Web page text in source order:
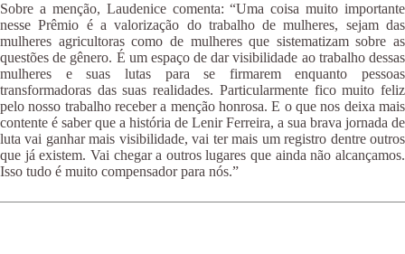
Sobre a menção, Laudenice comenta: “Uma coisa muito importante
nesse Prêmio é a valorização do trabalho de mulheres, sejam das
mulheres agricultoras como de mulheres que sistematizam sobre as
questões de gênero. É um espaço de dar visibilidade ao trabalho dessas
mulheres e suas lutas para se firmarem enquanto pessoas
transformadoras das suas realidades. Particularmente fico muito feliz
pelo nosso trabalho receber a menção honrosa. E o que nos deixa mais
contente é saber que a história de Lenir Ferreira, a sua brava jornada de
luta vai ganhar mais visibilidade, vai ter mais um registro dentre outros
que já existem. Vai chegar a outros lugares que ainda não alcançamos.
Isso tudo é muito compensador para nós.”